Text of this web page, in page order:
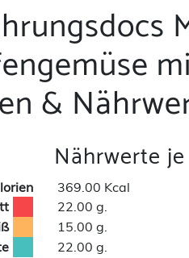
&
Nährwerte
369.00 Kcal
22.00 g.
15.00 g.
22.00 g.